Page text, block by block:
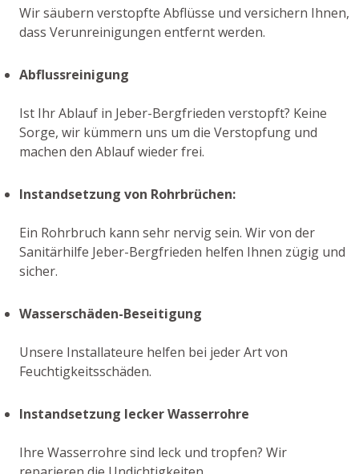
Wir säubern verstopfte Abflüsse und versichern Ihnen,
dass Verunreinigungen entfernt werden.
Abflussreinigung
Ist Ihr Ablauf in Jeber-Bergfrieden verstopft? Keine
Sorge, wir kümmern uns um die Verstopfung und
machen den Ablauf wieder frei.
Instandsetzung von Rohrbrüchen:
Ein Rohrbruch kann sehr nervig sein. Wir von der
Sanitärhilfe Jeber-Bergfrieden helfen Ihnen zügig und
sicher.
Wasserschäden-Beseitigung
Unsere Installateure helfen bei jeder Art von
Feuchtigkeitsschäden.
Instandsetzung lecker Wasserrohre
Ihre Wasserrohre sind leck und tropfen? Wir